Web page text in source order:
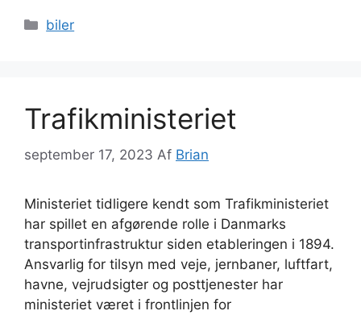
Kategorier
biler
Trafikministeriet
september 17, 2023 Af Brian
Ministeriet tidligere kendt som Trafikministeriet
har spillet en afgørende rolle i Danmarks
transportinfrastruktur siden etableringen i 1894.
Ansvarlig for tilsyn med veje, jernbaner, luftfart,
havne, vejrudsigter og posttjenester har
ministeriet været i frontlinjen for